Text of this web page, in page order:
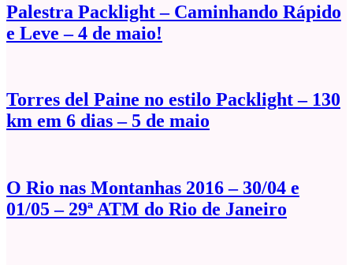
Palestra Packlight – Caminhando Rápido
e Leve – 4 de maio!
Torres del Paine no estilo Packlight – 130
km em 6 dias – 5 de maio
O Rio nas Montanhas 2016 – 30/04 e
01/05 – 29ª ATM do Rio de Janeiro